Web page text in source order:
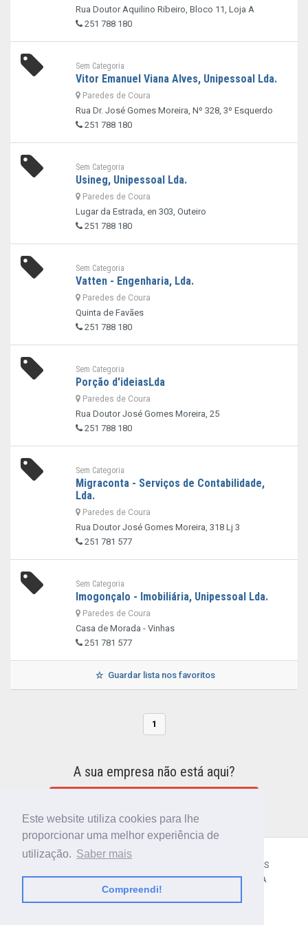
Este website utiliza cookies para lhe
proporcionar uma melhor experiência de
utilização. Saber mais
Compreendi!
Rua Doutor Aquilino Ribeiro, Bloco 11, Loja A
251 788 180
Sem Categoria
Vitor Emanuel Viana Alves, Unipessoal Lda.
Paredes de Coura
Rua Dr. José Gomes Moreira, Nº 328, 3º Esquerdo
251 788 180
Sem Categoria
Usineg, Unipessoal Lda.
Paredes de Coura
Lugar da Estrada, en 303, Outeiro
251 788 180
Sem Categoria
Vatten - Engenharia, Lda.
Paredes de Coura
Quinta de Favães
251 788 180
Sem Categoria
Porção d'ideiasLda
Paredes de Coura
Rua Doutor José Gomes Moreira, 25
251 788 180
Sem Categoria
Migraconta - Serviços de Contabilidade,
Lda.
Paredes de Coura
Rua Doutor José Gomes Moreira, 318 Lj 3
251 781 577
Sem Categoria
Imogonçalo - Imobiliária, Unipessoal Lda.
Paredes de Coura
Casa de Morada - Vinhas
251 781 577
Guardar lista nos favoritos
1
A sua empresa não está aqui?
TERMOS E CONDIÇÕES
POLÍTICA DE PRIVACIDADE
CONTACTOS AJUDA